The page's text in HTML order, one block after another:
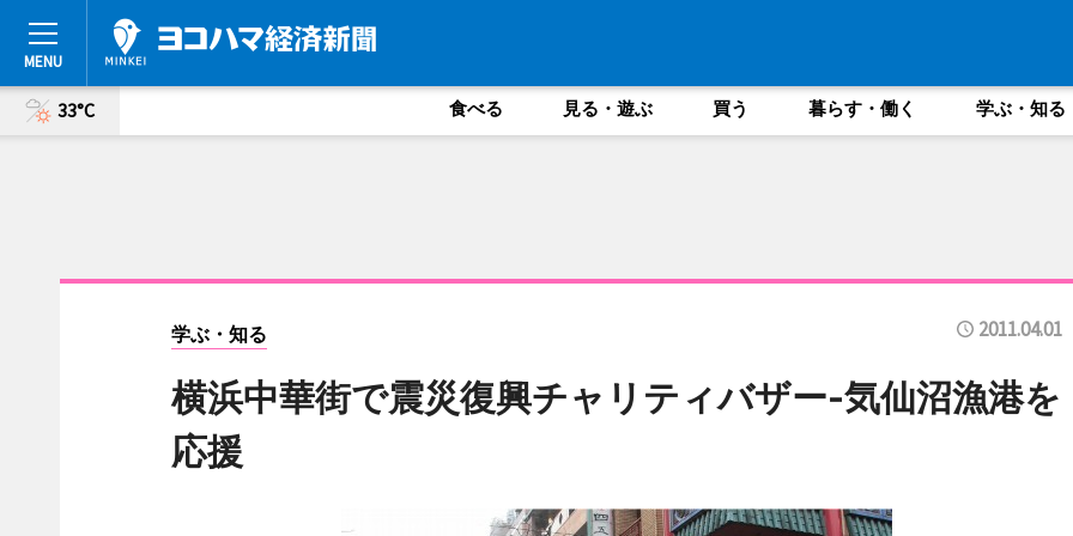
33°C 食べる 見る・遊ぶ 買う 暮らす・働く 学ぶ・知る
学ぶ・知る 2011.04.01
横浜中華街で震災復興チャリティバザー-気仙沼漁港を
応援